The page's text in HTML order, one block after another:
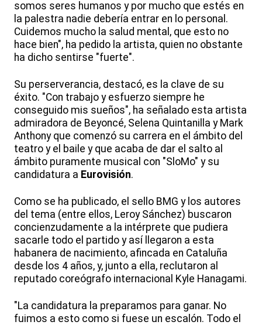
somos seres humanos y por mucho que estés en
la palestra nadie debería entrar en lo personal.
Cuidemos mucho la salud mental, que esto no
hace bien", ha pedido la artista, quien no obstante
ha dicho sentirse "fuerte".
Su perserverancia, destacó, es la clave de su
éxito. "Con trabajo y esfuerzo siempre he
conseguido mis sueños", ha señalado esta artista
admiradora de Beyoncé, Selena Quintanilla y Mark
Anthony que comenzó su carrera en el ámbito del
teatro y el baile y que acaba de dar el salto al
ámbito puramente musical con "SloMo" y su
candidatura a Eurovisión.
Como se ha publicado, el sello BMG y los autores
del tema (entre ellos, Leroy Sánchez) buscaron
concienzudamente a la intérprete que pudiera
sacarle todo el partido y así llegaron a esta
habanera de nacimiento, afincada en Cataluña
desde los 4 años, y, junto a ella, reclutaron al
reputado coreógrafo internacional Kyle Hanagami.
"La candidatura la preparamos para ganar. No
fuimos a esto como si fuese un escalón. Todo el